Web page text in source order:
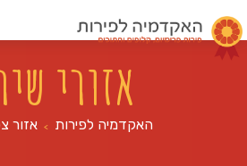
אזורי
האקדמיה לפירות > אזור